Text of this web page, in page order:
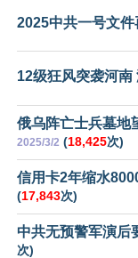
2025中共一号文
12级狂风突袭河南
俄乌阵亡士兵墓地
2025/3/2 (18,425次)
信用卡2年缩水
(17,843次)
中共无预警军演后
次)